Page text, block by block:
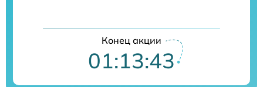
Конец акции
01:13:42